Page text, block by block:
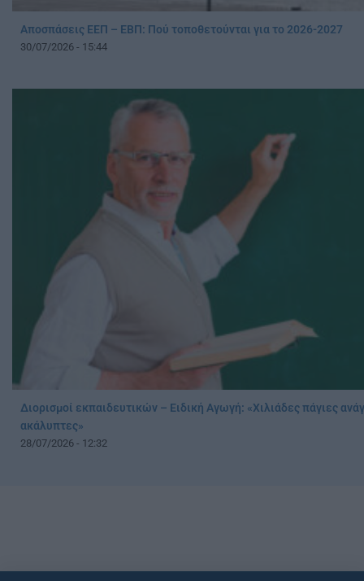
Αποσπάσεις ΕΕΠ – ΕΒΠ: Πού τοποθετούνται για το 2026-2027
30/07/2026 - 15:44
Διορισμοί εκπαιδευτικών – Ειδική Αγωγή: «Χιλιάδες πάγιες
ακάλυπτες»
28/07/2026 - 12:32